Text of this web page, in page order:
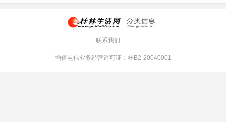
联系我们
增值电信业务经营许可证：桂B2-20040001